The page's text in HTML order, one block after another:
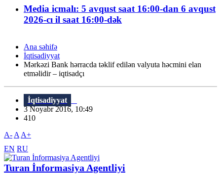
Media icmalı: 5 avqust saat 16:00-dan 6 avqust
2026-cı il saat 16:00-dək
Ana səhifə
İqtisadiyyat
Mərkəzi Bank hərracda təklif edilən valyuta həcmini elan
etməlidir – iqtisadçı
İqtisadiyyat
3 Noyabr 2016, 10:49
410
A- A A+
EN RU
Turan İnformasiya Agentliyi